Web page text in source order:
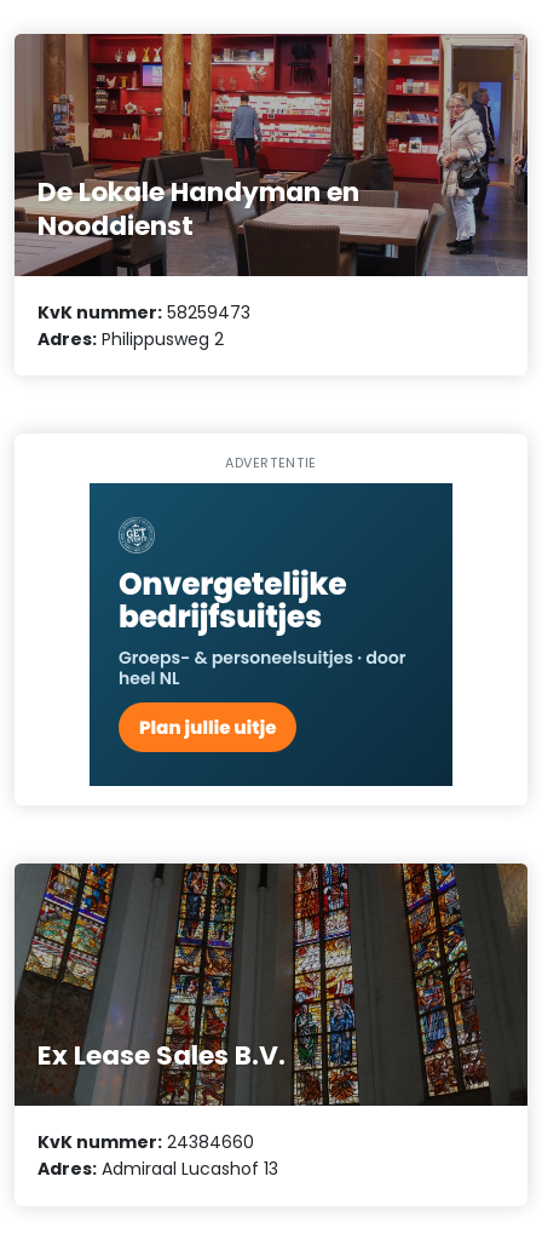
De Lokale Handyman en
Nooddienst
KvK nummer: 58259473
Adres: Philippusweg 2
ADVERTENTIE
Ex Lease Sales B.V.
KvK nummer: 24384660
Adres: Admiraal Lucashof 13